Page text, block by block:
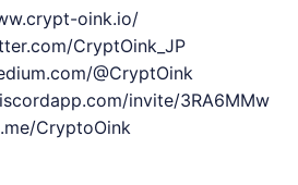
oink.io/
CryptOink_JP
@CryptOink
invite/3RA6MMw
CryptoOink